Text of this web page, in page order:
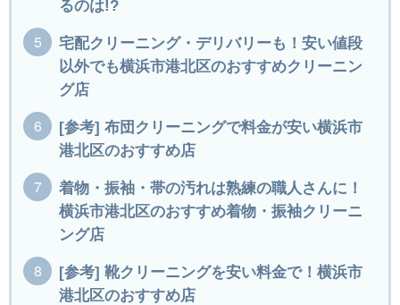
るのは!?
宅配クリーニング・デリバリーも！安い値段
以外でも横浜市港北区のおすすめクリーニン
グ店
[参考] 布団クリーニングで料金が安い横浜市
港北区のおすすめ店
着物・振袖・帯の汚れは熟練の職人さんに！
横浜市港北区のおすすめ着物・振袖クリーニ
ング店
[参考] 靴クリーニングを安い料金で！横浜市
港北区のおすすめ店